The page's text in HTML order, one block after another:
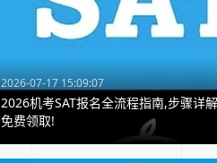
2026-07-17 15:09:07
2026机考SAT报名全流程指南,步骤详
免费领取!